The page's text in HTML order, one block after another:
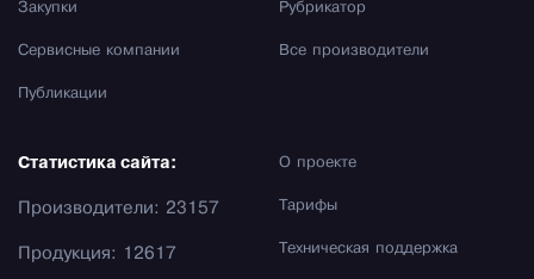
Закупки
Сервисные компании
Публикации
Рубрикатор
Все производители
О проекте
Тарифы
Техническая поддержка
Статистика сайта:
Производители: 23157
Продукция: 12617